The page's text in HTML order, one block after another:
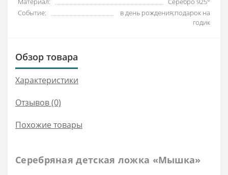
Событие:
в день рождения;подарок на
годик
Обзор товара
Характеристики
Отзывов (0)
Похожие товары
Серебряная детская ложка «Мышка»